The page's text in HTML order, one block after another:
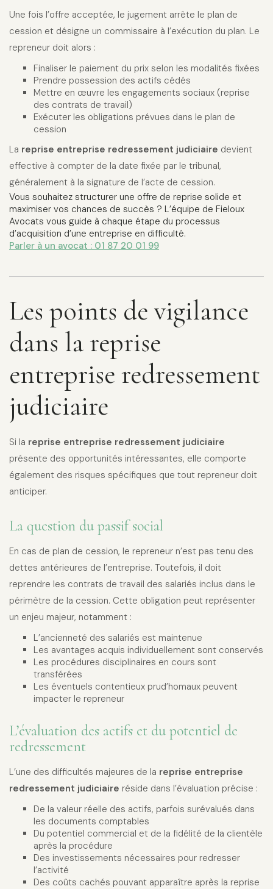
Une fois l’offre acceptée, le jugement arrête le plan de
cession et désigne un commissaire à l’exécution du plan. Le
repreneur doit alors :
Finaliser le paiement du prix selon les modalités fixées
Prendre possession des actifs cédés
Mettre en œuvre les engagements sociaux (reprise
des contrats de travail)
Exécuter les obligations prévues dans le plan de
cession
La reprise entreprise redressement judiciaire devient
effective à compter de la date fixée par le tribunal,
généralement à la signature de l’acte de cession.
Vous souhaitez structurer une offre de reprise solide et
maximiser vos chances de succès ? L’équipe de Fieloux
Avocats vous guide à chaque étape du processus
d’acquisition d’une entreprise en difficulté.
Parler à un avocat : 01 87 20 01 99
Les points de vigilance
dans la reprise
entreprise redressement
judiciaire
Si la reprise entreprise redressement judiciaire
présente des opportunités intéressantes, elle comporte
également des risques spécifiques que tout repreneur doit
anticiper.
La question du passif social
En cas de plan de cession, le repreneur n’est pas tenu des
dettes antérieures de l’entreprise. Toutefois, il doit
reprendre les contrats de travail des salariés inclus dans le
périmètre de la cession. Cette obligation peut représenter
un enjeu majeur, notamment :
L’ancienneté des salariés est maintenue
Les avantages acquis individuellement sont conservés
Les procédures disciplinaires en cours sont
transférées
Les éventuels contentieux prud’homaux peuvent
impacter le repreneur
L’évaluation des actifs et du potentiel de
redressement
L’une des difficultés majeures de la reprise entreprise
redressement judiciaire réside dans l’évaluation précise :
De la valeur réelle des actifs, parfois surévalués dans
les documents comptables
Du potentiel commercial et de la fidélité de la clientèle
après la procédure
Des investissements nécessaires pour redresser
l’activité
Des coûts cachés pouvant apparaître après la reprise